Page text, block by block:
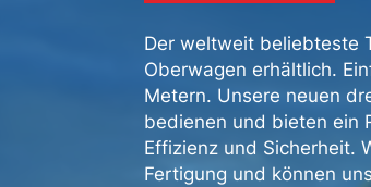
Der weltweit beliebteste
Oberwagen erhältlich.
Metern. Unsere neuen
bedienen und bieten ein
Effizienz und Sicherheit.
Fertigung und können